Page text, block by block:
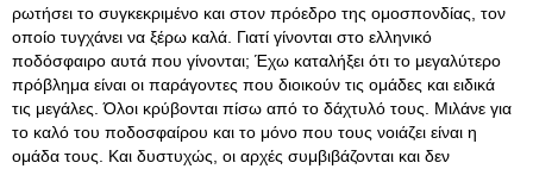
ρωτήσει το συγκεκριμένο και στον πρόεδρο της ομοσπονδίας, τον
οποίο τυγχάνει να ξέρω καλά. Γιατί γίνονται στο ελληνικό
ποδόσφαιρο αυτά που γίνονται; Έχω καταλήξει ότι το μεγαλύτερο
πρόβλημα είναι οι παράγοντες που διοικούν τις ομάδες και ειδικά
τις μεγάλες. Όλοι κρύβονται πίσω από το δάχτυλό τους. Μιλάνε για
το καλό του ποδοσφαίρου και το μόνο που τους νοιάζει είναι η
ομάδα τους. Και δυστυχώς, οι αρχές συμβιβάζονται και δεν